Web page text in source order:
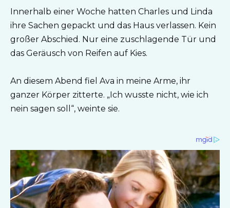
Innerhalb einer Woche hatten Charles und Linda
ihre Sachen gepackt und das Haus verlassen. Kein
großer Abschied. Nur eine zuschlagende Tür und
das Geräusch von Reifen auf Kies.
An diesem Abend fiel Ava in meine Arme, ihr
ganzer Körper zitterte. „Ich wusste nicht, wie ich
nein sagen soll“, weinte sie.